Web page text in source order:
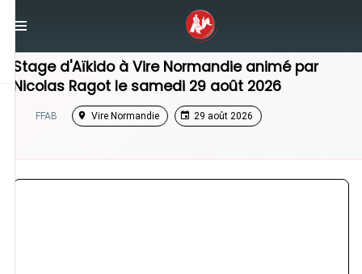
Stage Aikido
Stage d'Aïkido à Vire Normandieanimé par
Nicolas Ragot le samedi 29 août 2026
FFAB Vire Normandie 29 août 2026